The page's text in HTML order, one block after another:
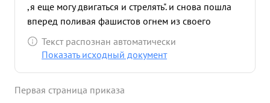
,я еще могу двигаться и стрелять". и снова пошла
вперед поливая фашистов огнем из своего
автомата. и только после вторичного ранения
была вынесена с поля боях бойцами. в Хуторе
КОСЯЧЕНКО которая не смотря на ранения
Текст распознан автоматически
Показать исходный документ
Первая страница приказа